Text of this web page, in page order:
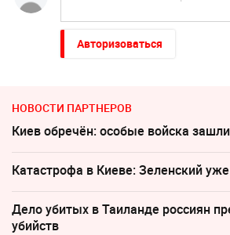
Авторизоваться
НОВОСТИ ПАРТНЕРОВ
Киев обречён: особые войска
Катастрофа в Киеве: Зеленский
Дело убитых в Таиланде россиян
убийств